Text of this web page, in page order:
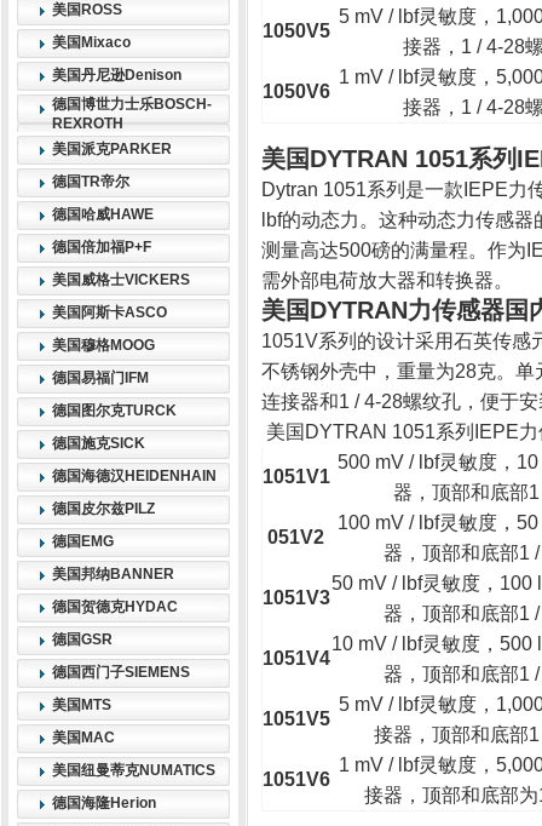
美国ROSS
美国Mixaco
美国丹尼逊Denison
德国博世力士乐BOSCH-
REXROTH
美国派克PARKER
德国TR帝尔
德国哈威HAWE
德国倍加福P+F
美国威格士VICKERS
美国阿斯卡ASCO
美国穆格MOOG
德国易福门IFM
德国图尔克TURCK
德国施克SICK
德国海德汉HEIDENHAIN
德国皮尔兹PILZ
德国EMG
美国邦纳BANNER
德国贺德克HYDAC
德国GSR
德国西门子SIEMENS
美国MTS
美国MAC
美国纽曼蒂克NUMATICS
德国海隆Herion
1050V5
5 mV / lbf灵敏度，
接器，1 / 4-28
1050V6
1 mV / lbf灵敏度，
接器，1 / 4-28
美国DYTRAN 1051系列
Dytran 1051系列是一款IEPE力
lbf的动态力。这种动态力传感
测量高达500磅的满量程。作为
需外部电荷放大器和转换器。
美国DYTRAN力传感器国
1051V系列的设计采用石英传感
不锈钢外壳中，重量为28克。
连接器和1 / 4-28螺纹孔，便于
美国DYTRAN 1051系列IEPE
1051V1
500 mV / lbf灵敏度，
器，顶部和底部
051V2
100 mV / lbf灵敏度，
器，顶部和底部1
1051V3
50 mV / lbf灵敏度，100
器，顶部和底部1
1051V4
10 mV / lbf灵敏度，
器，顶部和底部1
1051V5
5 mV / lbf灵敏度，
接器，顶部和底部
1051V6
1 mV / lbf灵敏度，
接器，顶部和底部